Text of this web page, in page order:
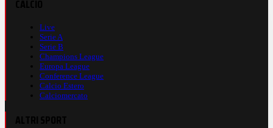
Live
Serie A
Serie B
Champions League
Europa League
Conference League
Calcio Estero
Calciomercato